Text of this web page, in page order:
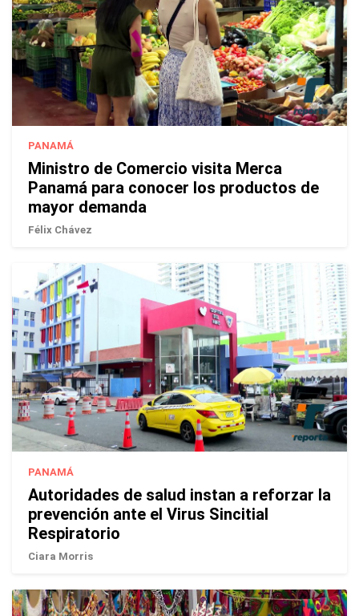
PANAMÁ
Ministro de Comercio visita Merca
Panamá para conocer los productos de
mayor demanda
Félix Chávez
PANAMÁ
Autoridades de salud instan a reforzar la
prevención ante el Virus Sincitial
Respiratorio
Ciara Morris